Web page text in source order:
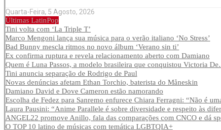
Quarta-Feira, 5 Agosto, 2026
Últimas LatinPop
Tini volta com ‘La Triple T’
Marco Mengoni lança sua música para o verão italiano ‘No Stress’
Bad Bunny mescla ritmos no novo álbum ‘Verano sin ti’
Ex confirma ruptura e revela relacionamento aberto com Damiano
Quem é Luna Passos, a modelo brasileira que conquistou Victoria
Tini anuncia separação de Rodrigo de Paul
Novas denúncias afetam Ethan Torchio, baterista do Måneskin
Damiano David e Dove Cameron estão namorando
Escolha de Fedez para Sanremo enfurece Chiara Ferragni: “Não é
Laura Pausini: “Anime Parallele é sobre diversidade e respeito às
ANGEL22 promove Anillo, fala das comparações com CNCO e dá
O TOP 10 latino de músicas com temática LGBTQIA+